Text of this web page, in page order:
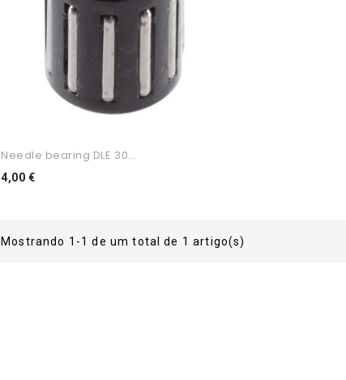
Needle bearing DLE 30...
4,00 €Preço
Mostrando 1-1 de um total de 1 artigo(s)